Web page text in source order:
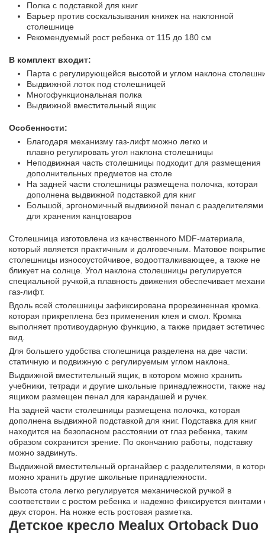
Полка с подставкой для книг
Барьер против соскальзывания книжек на наклонной
столешнице
Рекомендуемый рост ребенка от 115 до 180 см
В комплект входит:
Парта с регулирующейся высотой и углом наклона
Выдвижной лоток под столешницей
Многофункциональная полка
Выдвижной вместительный ящик
Особенности:
Благодаря механизму газ-лифт можно легко и
плавно регулировать угол наклона столешницы
Неподвижная часть столешницы подходит для размещения
дополнительных предметов на столе
На задней части столешницы размещена полочка, которая
дополнена выдвижной подставкой для книг
Большой, эргономичный выдвижной пенал с разделителями
для хранения канцтоваров
Столешница изготовлена из качественного MDF-материала,
который является практичным и долговечным. Матовое
столешницы износоустойчивое, водоотталкивающее, а также не
бликует на солнце. Угол наклона столешницы регулируется
специальной ручкой,а плавность движения обеспечивает
газ-лифт.
Вдоль всей столешницы зафиксирована прорезиненная кромка.
которая прикреплена без применения клея и смол. Кромка
выполняет противоударную функцию, а также придает
вид.
Для большего удобства столешница разделена на две части:
статичную и подвижную с регулируемым углом наклона.
Выдвижной вместительный ящик, в котором можно хранить
учебники, тетради и другие школьные принадлежности, также
ящиком размещен пенал для карандашей и ручек.
На задней части столешницы размещена полочка, которая
дополнена выдвижной подставкой для книг. Подставка для книг
находится на безопасном расстоянии от глаз ребенка, таким
образом сохранится зрение. По окончанию работы, подставку
можно задвинуть.
Выдвижной вместительный органайзер с разделителями, в
можно хранить другие школьные принадлежности.
Высота стола легко регулируется механической ручкой в
соответствии с ростом ребенка и надежно фиксируется винтами
двух сторон. На ножке есть ростовая разметка.
Детское кресло Mealux Ortoback Duo